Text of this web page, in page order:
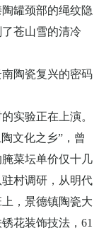
罐颈部的绳纹隐
苍山雪的清冷
陶瓷复兴的密码
实验正在上演。
文化之乡”，曾
菜坛单价仅十几
村调研，从明代
，景德镇陶瓷大
花装饰技法，61